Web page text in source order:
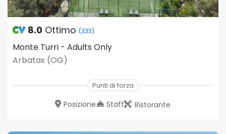
8.0 Ottimo (333)
Monte Turri - Adults Only
Arbatax (OG)
Punti di forza
Posizione Staff Ristorante